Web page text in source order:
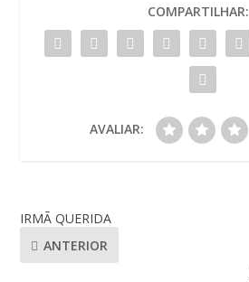
COMPARTILHAR:
AVALIAR:
IRMÃ QUERIDA
ANTERIOR